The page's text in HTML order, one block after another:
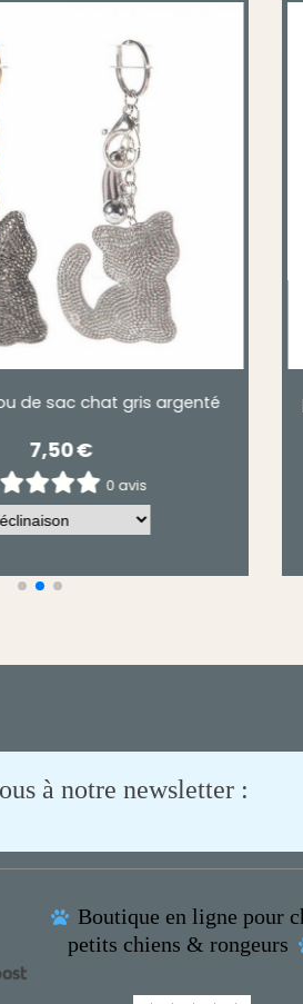
chat dans son panier
3,00€
0 avis
à notre newsletter :
 Boutique en ligne pour
petits chiens & rongeurs